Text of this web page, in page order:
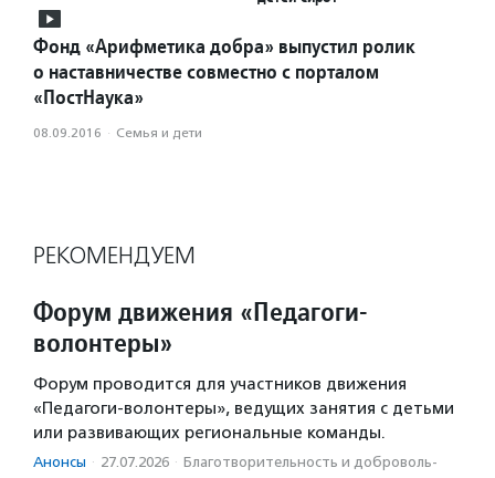
Фонд «Арифметика добра» выпустил ролик
о наставничестве совместно с порталом
«ПостНаука»
08.09.2016 · Семья и дети
РЕКОМЕНДУЕМ
Форум движения «Педагоги-
волонтеры»
Форум проводится для участников движения
«Педагоги-волонтеры», ведущих занятия с детьми
или развивающих региональные команды.
Анонсы · 27.07.2026 · Благотвори­тель­ность и доброволь­